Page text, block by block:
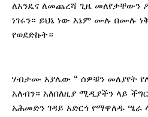
ለአንዴና ለመጨረሻ ጊዜ መለየታቸውን
ነገሩን። ይህኔ ነው እኔም ሙሉ በሙሉ
የወደድኩት።
ሃብታሙ አያሌው “ ሰዎቹን መለያየት
አለብን። አለበለዚያ ሚዲያችን ላይ
አሕመድን ገዳይ አድርጎ የማዋለዱ ሤራ